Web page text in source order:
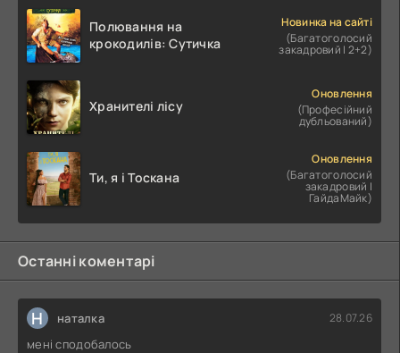
Полювання на
крокодилів: Сутичка
Новинка на сайті
(Багатоголосий
закадровий | 2+2)
Хранителі лісу
Оновлення
(Професійний
дубльований)
Ти, я і Тоскана
Оновлення
(Багатоголосий
закадровий |
ГайдаМайк)
Останні коментарі
Н наталка 28.07.26
мені сподобалось